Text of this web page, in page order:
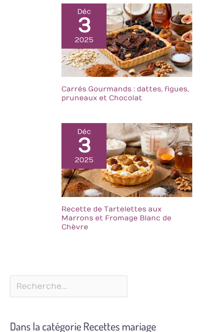
tête droite et leur
utilisation facile.
Déc
3
2025
Carrés Gourmands : dattes, figues,
pruneaux et Chocolat
Déc
3
2025
Recette de Tartelettes aux
Marrons et Fromage Blanc de
Chèvre
Dans la catégorie Recettes mariage